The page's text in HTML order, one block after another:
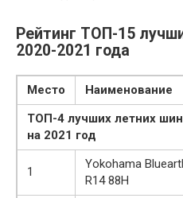
Рейтинг ТОП-15
2020-2021 года
Место Наименование
ТОП-4 лучших летних
на 2021 год
1
Yokohama
R14 88H